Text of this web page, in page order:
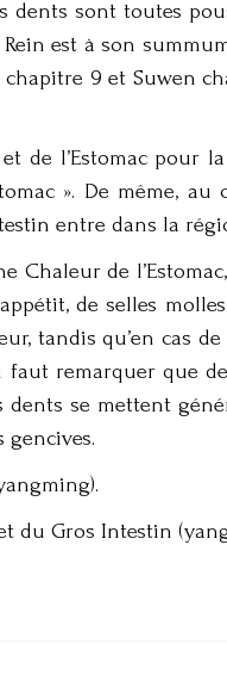
dents sont toutes
est à son
9 et Suwen
de l’Estomac pour
». De même, au
entre dans la
Chaleur de
de selles
tandis qu’en cas
remarquer que
se mettent
du Gros Intestin